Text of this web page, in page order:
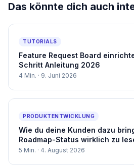
Das könnte dich auch
TUTORIALS
Feature Request Board
Schritt Anleitung 2026
4 Min. · 9. Juni 2026
PRODUKTENTWICKLUNG
Wie du deine Kunden dazu
Roadmap-Status wirklich zu
5 Min. · 4. August 2026